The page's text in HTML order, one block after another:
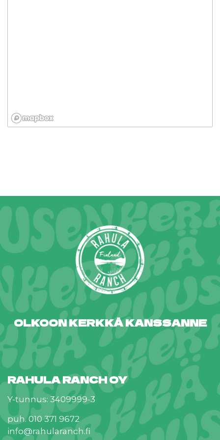
OLKOON KERKKÄ KANSSANNE
RAHULA RANCH OY
Y-tunnus: 3409999-3
puh. 010 371 9672
info@rahularanch.fi